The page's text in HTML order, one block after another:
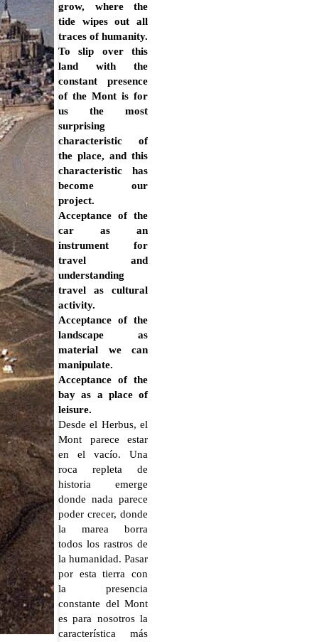
grow, where the
tide wipes out all
traces of humanity.
To slip over this
land with the
constant presence
of the Mont is for
us the most
surprising
characteristic of
the place, and this
characteristic has
become our
project.
Acceptance of the
car as an
instrument for
travel and
understanding
travel as cultural
activity.
Acceptance of the
landscape as
material we can
manipulate.
Acceptance of the
bay as a place of
leisure.
Desde el Herbus, el
Mont parece estar
en el vacío. Una
roca repleta de
historia emerge
donde nada parece
poder crecer, donde
la marea borra
todos los rastros de
la humanidad. Pasar
por esta tierra con
la presencia
constante del Mont
es para nosotros la
característica más